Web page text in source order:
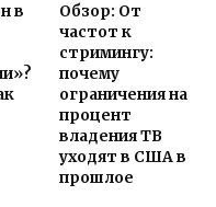
в
Обзор: От
частот к
стримингу:
почему
ограничения на
процент
владения ТВ
уходят в США в
прошлое